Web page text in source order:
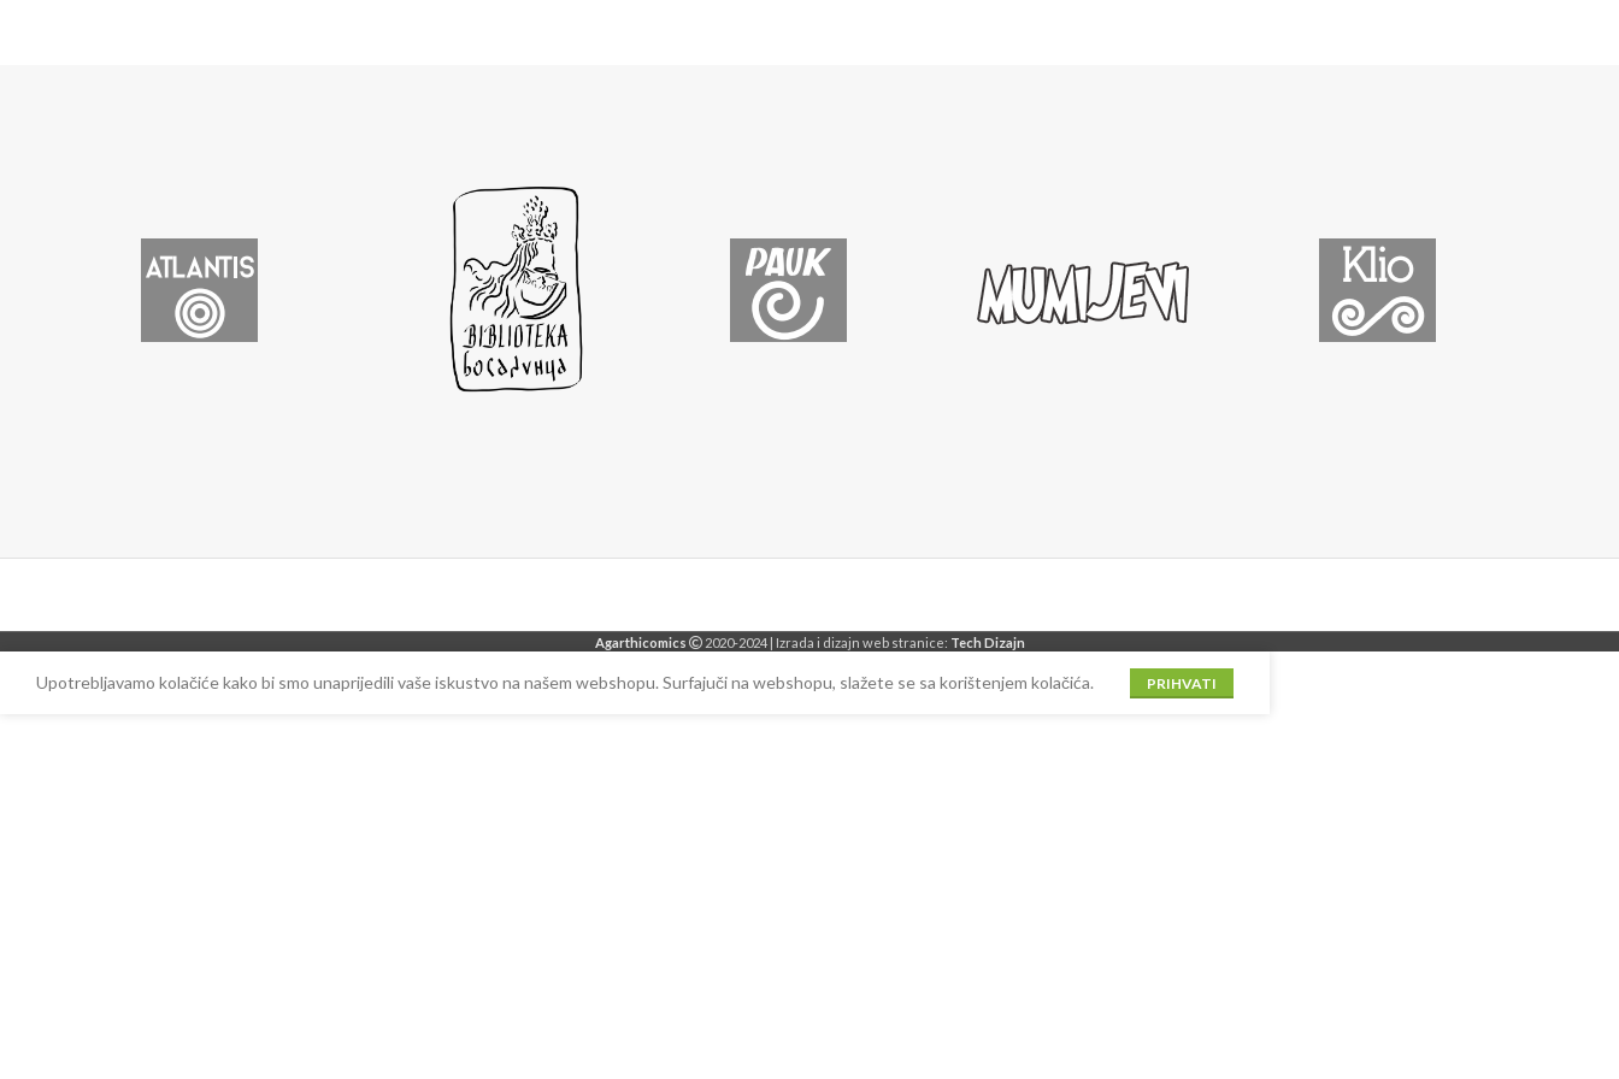
Agarthicomics 2020-2024 | Izrada i dizajn web stranice: Tech Dizajn
Upotrebljavamo kolačiće kako bi smo unaprijedili vaše iskustvo na našem webshopu. Surfajuči na webshopu, slažete se sa korištenjem kolačića. PRIHVATI